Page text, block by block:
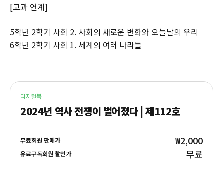
[교과 연계]
5학년 2학기 사회 2. 사회의 새로운 변화와 오늘날의 우리
6학년 2학기 사회 1. 세계의 여러 나라들
디지털북
2024년 역사 전쟁이 벌어졌다 | 제112호
무료회원 판매가 ₩2,000
유료구독회원 할인가 무료